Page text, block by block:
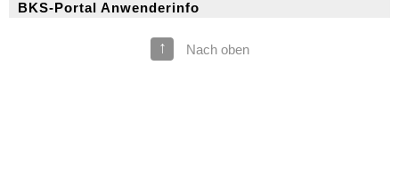
BKS-Portal Anwenderinfo
↑ Nach oben